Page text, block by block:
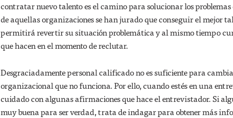
contratar nuevo talento es el camino para solucionar los problemas
de aquellas organizaciones se han jurado que conseguir el mejor
permitirá revertir su situación problemática y al mismo tiempo
que hacen en el momento de reclutar.
Desgraciadamente personal calificado no es suficiente para
organizacional que no funciona. Por ello, cuando estés en una
cuidado con algunas afirmaciones que hace el entrevistador. Si
muy buena para ser verdad, trata de indagar para obtener más